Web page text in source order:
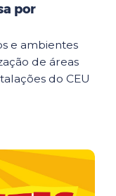
por
e ambientes
de áreas
do CEU